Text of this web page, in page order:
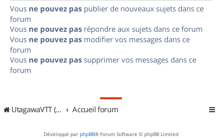
Vous ne pouvez pas publier de nouveaux sujets dans ce
forum
Vous ne pouvez pas répondre aux sujets dans ce forum
Vous ne pouvez pas modifier vos messages dans ce
forum
Vous ne pouvez pas supprimer vos messages dans ce
forum
UtagawaVTT (Randos VTT et VTTAE avec traces GPS) Accueil forum
Développé par phpBB® Forum Software © phpBB Limited